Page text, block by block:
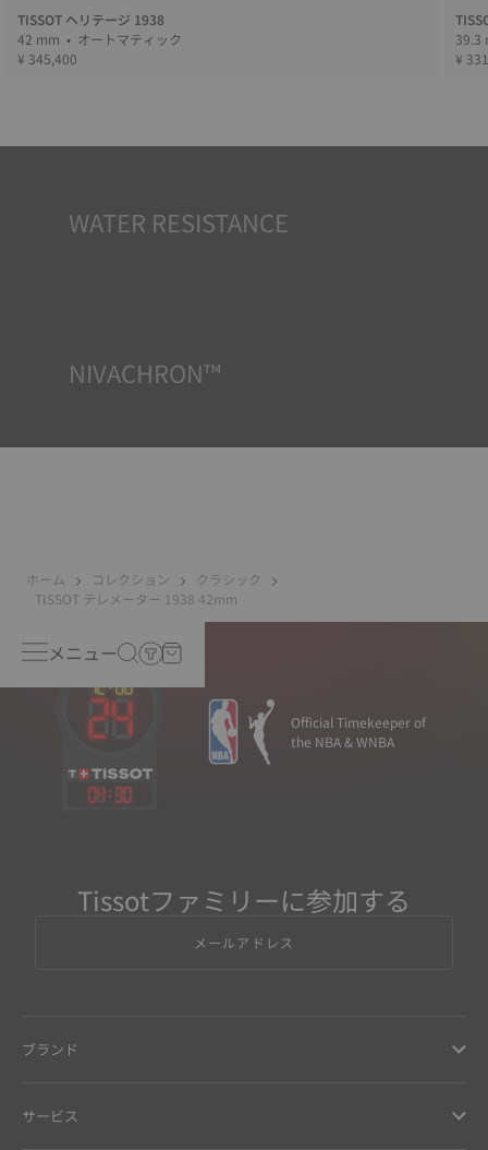
TISSOT ヘリテージ 1938
42 mm • オートマティック
¥ 345,400
¥
WATER RESISTANCE
NIVACHRON™
ホーム コレクション
クラシック
TISSOT テレメーター 1938 42mm
メニュー
04: 30
Official Timekeeper of
the NBA & WNBA
Tissotファミリーに参加する
メールアドレス
ブランド
サービス